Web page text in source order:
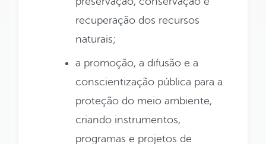
recuperação dos recursos
naturais;
a promoção, a difusão e a
conscientização pública para a
proteção do meio ambiente,
criando instrumentos,
programas e projetos de